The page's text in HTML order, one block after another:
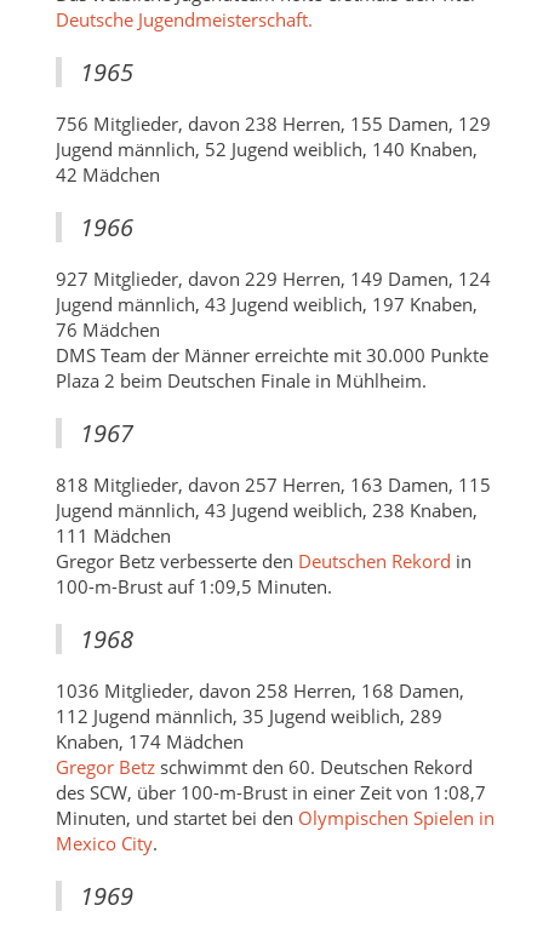
Deutsche Jugendmeisterschaft.
1965
756 Mitglieder, davon 238 Herren, 155 Damen, 129
Jugend männlich, 52 Jugend weiblich, 140 Knaben,
42 Mädchen
1966
927 Mitglieder, davon 229 Herren, 149 Damen, 124
Jugend männlich, 43 Jugend weiblich, 197 Knaben,
76 Mädchen
DMS Team der Männer erreichte mit 30.000 Punkte
Plaza 2 beim Deutschen Finale in Mühlheim.
1967
818 Mitglieder, davon 257 Herren, 163 Damen, 115
Jugend männlich, 43 Jugend weiblich, 238 Knaben,
111 Mädchen
Gregor Betz verbesserte den Deutschen Rekord in
100-m-Brust auf 1:09,5 Minuten.
1968
1036 Mitglieder, davon 258 Herren, 168 Damen,
112 Jugend männlich, 35 Jugend weiblich, 289
Knaben, 174 Mädchen
Gregor Betzschwimmt den 60. Deutschen Rekord
des SCW, über 100-m-Brust in einer Zeit von 1:08,7
Minuten, und startet bei den Olympischen Spielen in
Mexico City.
1969